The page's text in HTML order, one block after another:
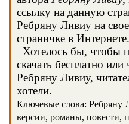
ссылку на данную
Ребряну Ливиу на
страничке в Интернете.
Хотелось бы, чтобы
скачать бесплатно
Ребряну Ливиу,
хотели.
Ключевые слова: Ребряну
версии, романы, повести,